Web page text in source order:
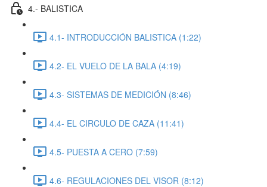
4.- BALISTICA
4.1- INTRODUCCIÓN BALISTICA (1:22)
4.2- EL VUELO DE LA BALA (4:19)
4.3- SISTEMAS DE MEDICIÓN (8:46)
4.4- EL CIRCULO DE CAZA (11:41)
4.5- PUESTA A CERO (7:59)
4.6- REGULACIONES DEL VISOR (8:12)